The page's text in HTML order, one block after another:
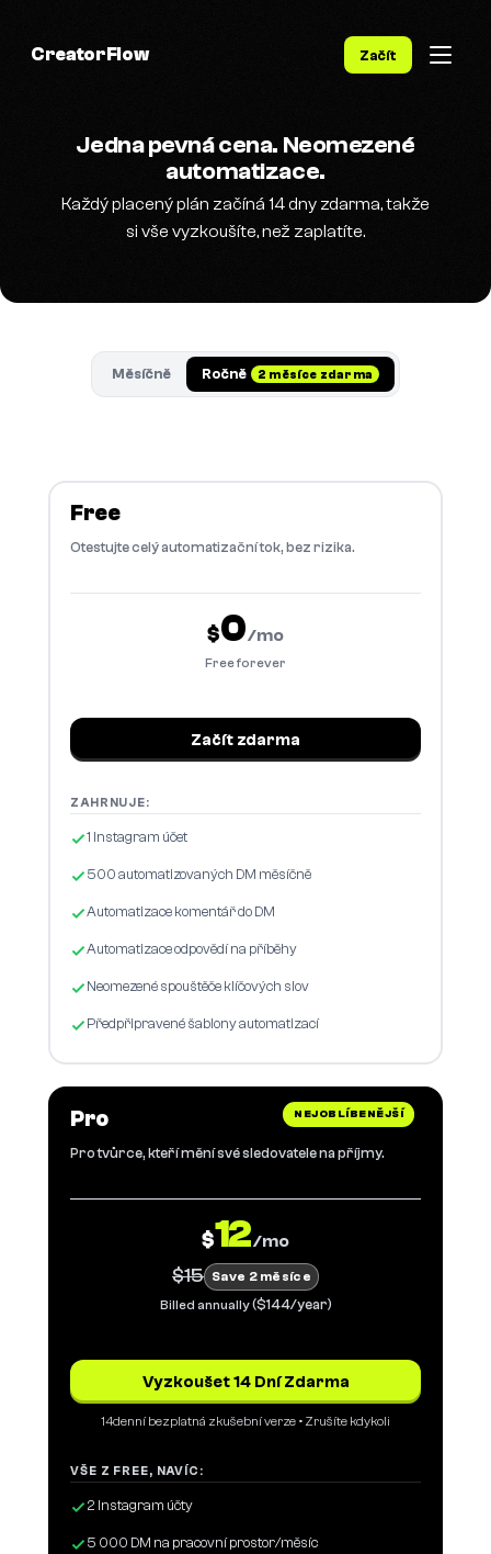
CreatorFlow Začít
Jedna pevná cena. Neomezené
automatizace.
Každý placený plán začíná 14 dny zdarma, takže
si vše vyzkoušíte, než zaplatíte.
Měsíčně Ročně 2 měsíce zdarma
Free
Otestujte celý automatizační tok, bez rizika.
$0/mo
Free forever
Začít zdarma
ZAHRNUJE:
1 Instagram účet
500 automatizovaných DM měsíčně
Automatizace komentář do DM
Automatizace odpovědí na příběhy
Neomezené spouštěče klíčových slov
Předpřipravené šablony automatizací
NEJOBLÍBENĚJŠÍ
Pro
Pro tvůrce, kteří mění své sledovatele na příjmy.
$12/mo
$15 Save 2 měsíce
Billed annually($144/year)
Vyzkoušet 14 Dní Zdarma
14denní bezplatná zkušební verze • Zrušíte kdykoli
VŠE Z FREE, NAVÍC:
2 Instagram účty
5 000 DM na pracovní prostor/měsíc